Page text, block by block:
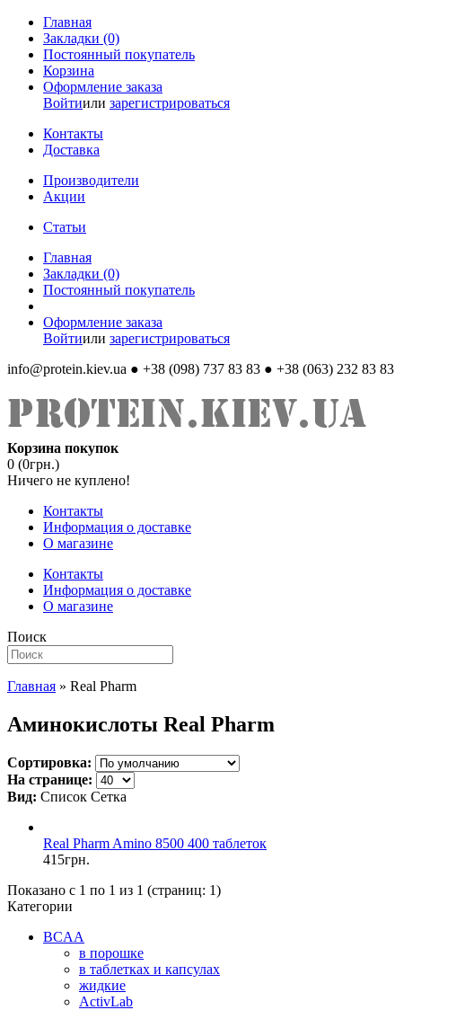
Главная
Закладки (0)
Постоянный покупатель
Корзина
Оформление заказа
Войтиили зарегистрироваться
Контакты
Доставка
Производители
Акции
Статьи
Главная
Закладки (0)
Постоянный покупатель
Оформление заказа
Войтиили зарегистрироваться
info@protein.kiev.ua ● +38 (098) 737 83 83 ● +38 (063) 232 83 83
Корзина покупок
0 (0грн.)
Ничего не куплено!
Контакты
Информация о доставке
О магазине
Контакты
Информация о доставке
О магазине
Поиск
Главная » Real Pharm
Аминокислоты Real Pharm
Сортировка:
На странице:
Вид: Список Сетка
Real Pharm Amino 8500 400 таблеток
415грн.
Показано с 1 по 1 из 1 (страниц: 1)
Категории
BCAA
в порошке
в таблетках и капсулах
жидкие
ActivLab